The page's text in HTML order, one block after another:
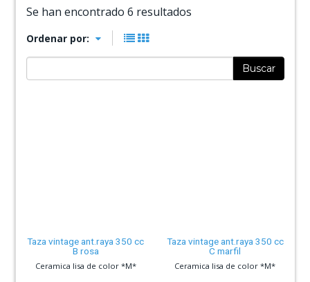
Se han encontrado 6 resultados
Ordenar por:
Buscar
Taza vintage ant.raya 350 cc
B rosa
Ceramica lisa de color *M*
Taza vintage ant.raya 350 cc
C marfil
Ceramica lisa de color *M*